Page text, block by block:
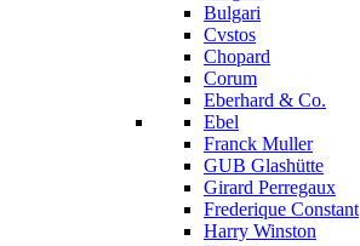
Bulgari
Cvstos
Chopard
Corum
Eberhard & Co.
Ebel
Franck Muller
GUB Glashütte
Girard Perregaux
Frederique Constant
Harry Winston